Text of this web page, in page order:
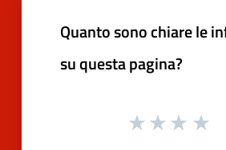
Quanto sono chiare le
su questa pagina?